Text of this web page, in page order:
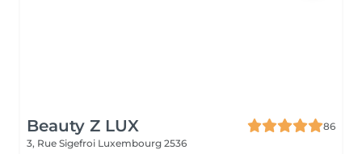
Beauty Z LUX
86
3, Rue Sigefroi Luxembourg 2536